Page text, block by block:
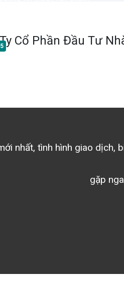
Cổ Phần Đầu Tư
nhất, tình hình giao dịch,
gặp